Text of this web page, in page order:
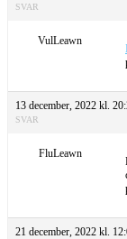
SVAR
VulLeawn
13 december, 2022 kl.
SVAR
FluLeawn
21 december, 2022 kl.